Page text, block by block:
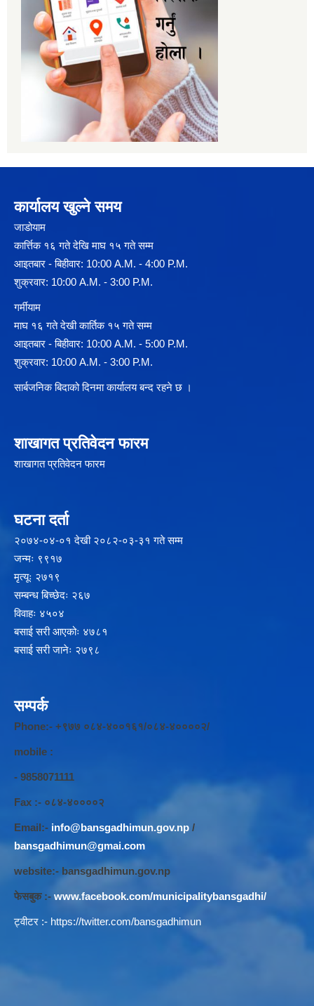
कार्यालय खुल्ने समय
जाडोयाम
कार्त्तिक १६ गते देखि माघ १५ गते सम्म
आइतबार - बिहीवार: 10:00 A.M. - 4:00 P.M.
शुक्रवार: 10:00 A.M. - 3:00 P.M.
गर्मीयाम
माघ १६ गते देखी कार्तिक १५ गते सम्म
आइतबार - बिहीवार: 10:00 A.M. - 5:00 P.M.
शुक्रवार: 10:00 A.M. - 3:00 P.M.
सार्बजनिक बिदाको दिनमा कार्यालय बन्द रहने छ ।
शाखागत प्रतिवेदन फारम
शाखागत प्रतिवेदन फारम
घटना दर्ता
२‍०७४-०४-०१ देखी २०८२-०३-३१ गते सम्म
जन्मः ९९१७
मृत्यूः २७१९
सम्बन्ध बिच्छेदः २६७
विवाहः ४५०४
बसाई सरी आएकोः ४७८१
बसाई सरी जानेः २७९८
सम्पर्क
Phone:- +९७७ ०८४-४००१६१/०८४-४००००२/
mobile :
- 9858071111
Fax :- ०८४-४००००२
Email:- info@bansgadhimun.gov.np /
bansgadhimun@gmai.com
website:- bansgadhimun.gov.np
फेसबुक :- www.facebook.com/municipalitybansgadhi/
ट्वीटर :- https://twitter.com/bansgadhimun